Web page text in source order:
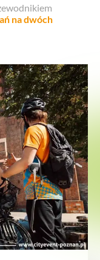
na dwóch